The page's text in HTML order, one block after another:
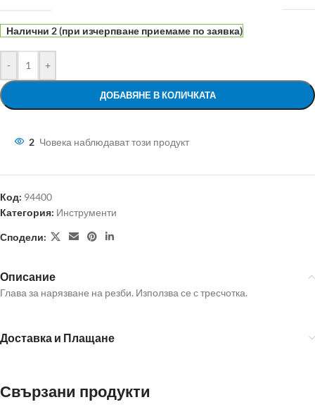
Налични 2 (при изчерпване приемаме по заявка)
- +
ДОБАВЯНЕ В КОЛИЧКАТА
2 Човека наблюдават този продукт
Код: 94400
Категория: Инструменти
Сподели:
Описание
Глава за нарязване на резби. Използва се с тресчотка.
Доставка и Плащане
Свързани продукти